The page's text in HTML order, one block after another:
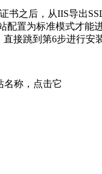
书之后，从IIS导出
配置为标准模式才能
接跳到第6步进行安
名称，点击它